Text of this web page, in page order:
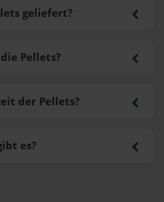
geliefert?
es?
Pellets?
der Pellets?